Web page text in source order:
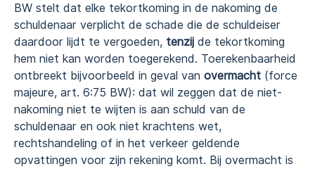
BW stelt dat elke tekortkoming in de nakoming de
schuldenaar verplicht de schade die de schuldeiser
daardoor lijdt te vergoeden, tenzij de tekortkoming
hem niet kan worden toegerekend. Toerekenbaarheid
ontbreekt bijvoorbeeld in geval van overmacht (force
majeure, art. 6:75 BW): dat wil zeggen dat de niet-
nakoming niet te wijten is aan schuld van de
schuldenaar en ook niet krachtens wet,
rechtshandeling of in het verkeer geldende
opvattingen voor zijn rekening komt. Bij overmacht is